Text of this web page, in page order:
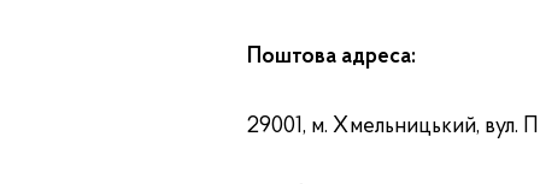
Поштова адреса:
29001, м. Хмельницький, вул.